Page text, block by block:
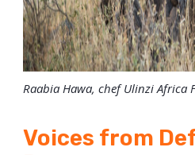
Raabia Hawa, chef Ulinzi Africa
Voices from